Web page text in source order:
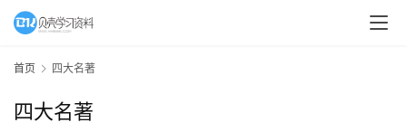
教
A
教
首页 四大名著
四大名著